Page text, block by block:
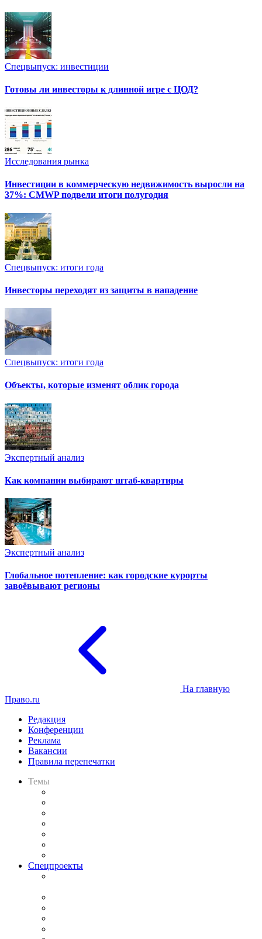
Спецвыпуск: инвестиции
Готовы ли инвесторы к длинной игре с ЦОД?
Исследования рынка
Инвестиции в коммерческую недвижимость выросли на
37%: CMWP подвели итоги полугодия
Спецвыпуск: итоги года
Инвесторы переходят из защиты в нападение
Спецвыпуск: итоги года
Объекты, которые изменят облик города
Экспертный анализ
Как компании выбирают штаб-квартиры
Экспертный анализ
Глобальное потепление: как городские курорты
завоёвывают регионы
На главную
Право.ru
Редакция
Конференции
Реклама
Вакансии
Правила перепечатки
Темы
Спецпроекты